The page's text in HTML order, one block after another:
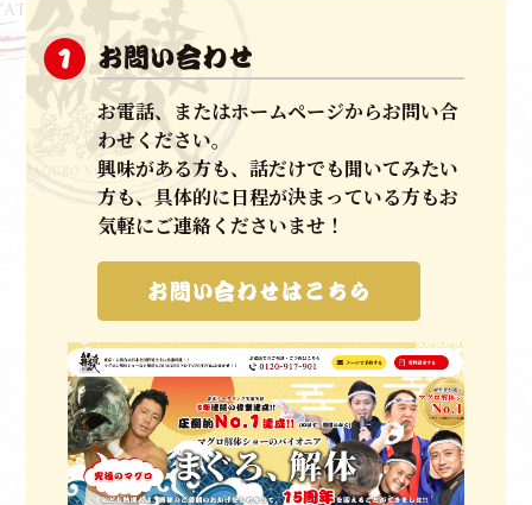
元ホテルマンによって企画立案されたマグロ解体ショ
ーは、
きめ細やかで丁寧な応対、スムーズな現場はお客様の
手間を
すべて無くし、ＭＣを同行させ、マグロ入刀式やマグ
クイズ（競りのイメージ）などゲストの皆さまにもご
だける他にはない唯一無二のマグロ解体ショーです。
いわばエンターテイメントに進化させた
パイオニアだと自負しております。
お祝い、集客イベントやパーティーなど、御目出度い
日には、
マグロ解体ショー！と認知、文化を構築できるよ
1 お問い合わせ
お電話、またはホームページからお問い合
わせください。
興味がある方も、話だけでも聞いてみたい
方も、具体的に日程が決まっている方もお
気軽にご連絡くださいませ！
お問い合わせはこちら